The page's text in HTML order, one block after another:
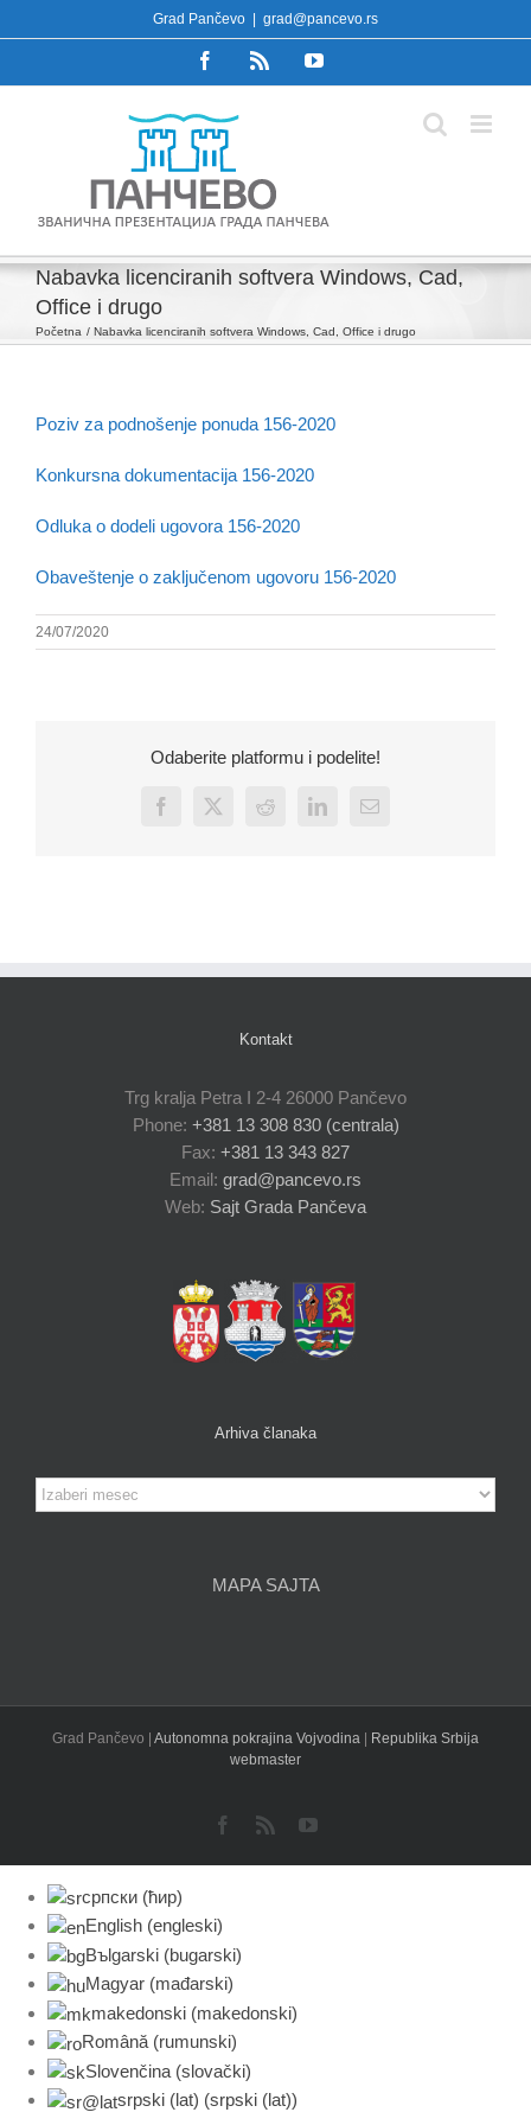
to
Grad Pančevo grad@pancevo.rs
FacebookRss YouTube
Nabavka licenciranih softvera Windows, Cad,
Office i drugo
Početna Nabavka licenciranih softvera Windows, Cad, Office i drugo
Poziv za podnošenje ponuda 156-2020
Konkursna dokumentacija 156-2020
Odluka o dodeli ugovora 156-2020
Obaveštenje o zaključenom ugovoru 156-2020
24/07/2020
Odaberite platformu i podelite!
Facebook
X Reddit LinkedInEmail
Kontakt
Trg kralja Petra I 2-4 26000 Pančevo
Phone: +381 13 308 830 (centrala)
Fax: +381 13 343 827
Email: grad@pancevo.rs
Web: Sajt Grada Pančeva
Arhiva članaka
Arhiva
članaka
MAPA SAJTA
Grad Pančevo | Autonomna pokrajina Vojvodina | Republika Srbija
webmaster
Facebook
Rss YouTube
српски (ћир)
English (engleski)
Bъlgarski (bugarski)
Magyar (mađarski)
makedonski (makedonski)
Română(rumunski)
Slovenčina (slovački)
srpski (lat) (srpski (lat))